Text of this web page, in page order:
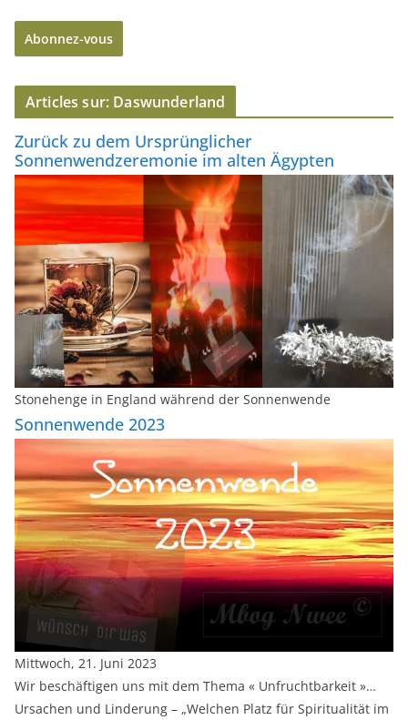
e
e
-
m
a
Abonnez-vous
Articles sur: Daswunderland
Zurück zu dem Ursprünglicher
Sonnenwendzeremonie im alten Ägypten
Stonehenge in England während der Sonnenwende
Sonnenwende 2023
Mittwoch, 21. Juni 2023
Wir beschäftigen uns mit dem Thema « Unfruchtbarkeit »…
Ursachen und Linderung – „Welchen Platz für Spiritualität im